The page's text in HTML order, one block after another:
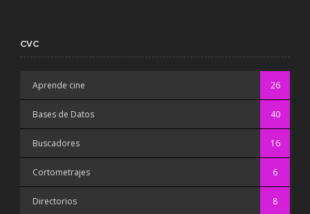
CVC
Aprende cine 26
Bases de Datos 40
Buscadores 16
Cortometrajes 6
Directorios 8